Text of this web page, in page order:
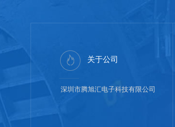
关于公司
深圳市腾旭汇电子科技有限公司